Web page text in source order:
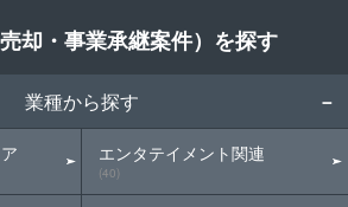
却・事業承継案件）を探す
業種から探す
エンタテイメント関連
(40)